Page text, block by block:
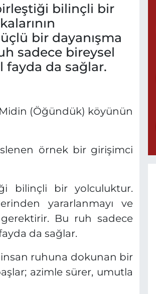
bilinçli bir
bir dayanışma
sadece bireysel
fayda da sağlar.
Midin (Öğündük) köyünün
örnek bir girişimci
bilinçli bir yolculuktur.
yararlanmayı ve
Bu ruh sadece
da sağlar.
ruhuna dokunan bir
azimle sürer, umutla